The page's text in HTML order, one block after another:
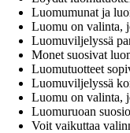
Luomumunat ja
Luomu on valinta,
Luomuviljelyssä
Monet suosivat
Luomutuotteet
Luomuviljelyssä
Luomu on valinta,
Luomuruoan
Voit vaikuttaa